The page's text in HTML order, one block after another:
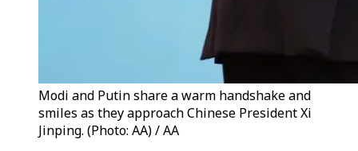
Modi and Putin share a warm handshake and
smiles as they approach Chinese President Xi
Jinping. (Photo: AA) / AA